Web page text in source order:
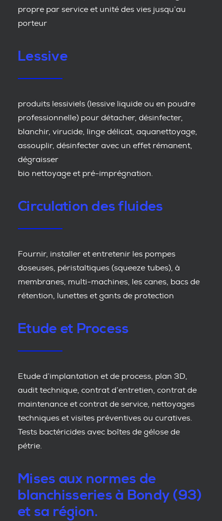
propre par service et unité des vies jusqu’au
porteur
Lessive
produits lessiviels (lessive liquide ou en poudre
professionnelle) pour détacher, désinfecter,
blanchir, virucide, linge délicat, aquanettoyage,
assouplir, désinfecter avec un effet rémanent,
dégraisser
bio nettoyage et pré-imprégnation.
Circulation des fluides
Fournir, installer et entretenir les pompes
doseuses, péristaltiques (squeeze tubes), à
membranes, multi-machines, les canes, bacs de
rétention, lunettes et gants de protection
Etude et Process
Etude d’implantation et de process, plan 3D,
audit technique, contrat d’entretien, contrat de
maintenance et contrat de service, nettoyages
techniques et visites préventives ou curatives.
Tests bactéricides avec boîtes de gélose de
pétrie.
Mises aux normes de
blanchisseries à Bondy (93)
et sa région.